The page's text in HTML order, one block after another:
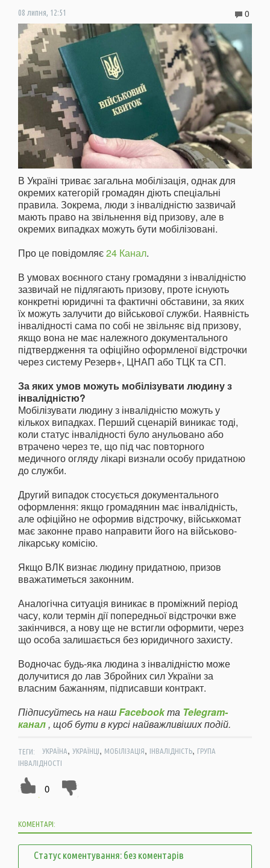
08 липня, 12:51 0
В Україні триває загальна мобілізація, однак для
окремих категорій громадян діють спеціальні
правила. Зокрема, люди з інвалідністю зазвичай
мають право на звільнення від призову, але в
окремих випадках можуть бути мобілізовані.
Про це повідомляє24 Канал.
В умовах воєнного стану громадяни з інвалідністю
зазвичай не підлягають призову, проте існують
конкретні юридичні та фактичні обставини, за яких
їх можуть залучити до військової служби. Наявність
інвалідності сама по собі не звільняє від призову,
якщо вона не має належного документального
підтвердження та офіційно оформленої відстрочки
через систему Резерв+, ЦНАП або ТЦК та СП.
За яких умов можуть мобілізувати людину з
інвалідністю?
Мобілізувати людину з інвалідністю можуть у
кількох випадках. Перший сценарій виникає тоді,
коли статус інвалідності було анульовано або
втрачено через те, що під час повторного
медичного огляду лікарі визнали особу придатною
до служби.
Другий випадок стосується документального
оформлення: якщо громадянин має інвалідність,
але офіційно не оформив відстрочку, військкомат
має законне право направити його на військово-
лікарську комісію.
Якщо ВЛК визнає людину придатною, призов
вважатиметься законним.
Аналогічна ситуація виникає в проміжний період
часу, коли термін дії попередньої відстрочки вже
закінчився, а нову ще не встигли оформити, через
що особа залишається без юридичного захисту.
Водночас будь-яка людина з інвалідністю може
долучитися до лав Збройних сил України за
власним бажанням, підписавши контракт.
Підписуйтесь на нашFacebookта Telegram-
канал, щоб бути в курсі найважливіших подій.
ТЕГИ: УКРАЇНА, УКРАЇНЦІ, МОБІЛІЗАЦІЯ, ІНВАЛІДНІСТЬ, ГРУПА
ІНВАЛІДНОСТІ
0
КОМЕНТАРІ:
Статус коментування: без коментарів